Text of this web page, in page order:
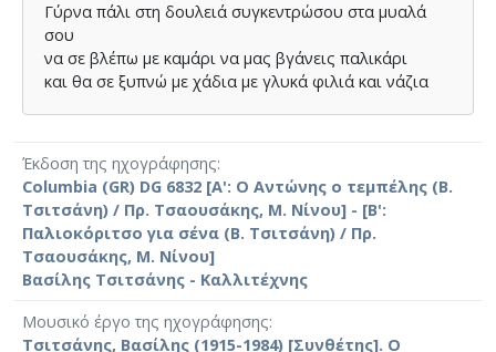
Γύρνα πάλι στη δουλειά συγκεντρώσου στα µυαλά
σου
να σε βλέπω µε καµάρι να µας βγάνεις παλικάρι
και θα σε ξυπνώ µε χάδια µε γλυκά φιλιά και νάζια
Έκδοση της ηχογράφησης
Columbia (GR) DG 6832 [Α': Ο Αντώνης ο τεμπέλης (Β.
Τσιτσάνη) / Πρ. Τσαουσάκης, Μ. Νίνου] - [Β':
Παλιοκόριτσο για σένα (Β. Τσιτσάνη) / Πρ.
Τσαουσάκης, Μ. Νίνου]
Βασίλης Τσιτσάνης - Καλλιτέχνης
Μουσικό έργο της ηχογράφησης
Τσιτσάνης, Βασίλης (1915-1984) [Συνθέτης]. Ο